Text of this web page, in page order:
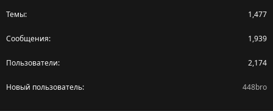
Темы 1,477
Сообщения 1,939
Пользователи 2,174
Новый пользователь 448bro